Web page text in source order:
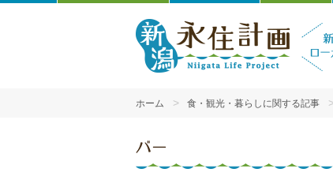
ホーム 食・観光・暮らしに関する記事
バー